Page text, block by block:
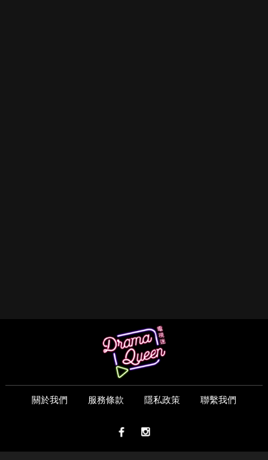
關於我們 服務條款 隱私政策 聯繫我們